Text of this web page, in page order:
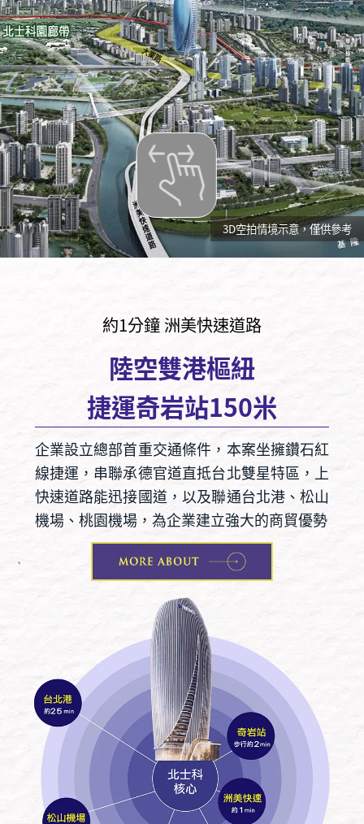
3D空拍情境示意，僅供參考
約1分鐘 洲美快速道路
陸空雙港樞紐
捷運奇岩站150米
企業設立總部首重交通條件，本案坐擁鑽石紅
線捷運，串聯承德官道直抵台北雙星特區，上
快速道路能迅接國道，以及聯通台北港、松山
機場、桃園機場，為企業建立強大的商貿優勢